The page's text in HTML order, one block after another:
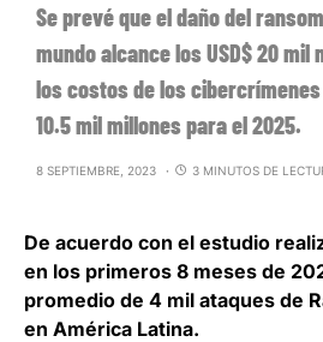
Se prevé que el daño del
mundo alcance los USD$ 20 mil
los costos de los cibercrímenes
10.5 mil millones para el 2025.
8 SEPTIEMBRE, 2023 3 MINUTOS DE
De acuerdo con el estudio
en los primeros 8 meses de
promedio de 4 mil ataques de
en América Latina.